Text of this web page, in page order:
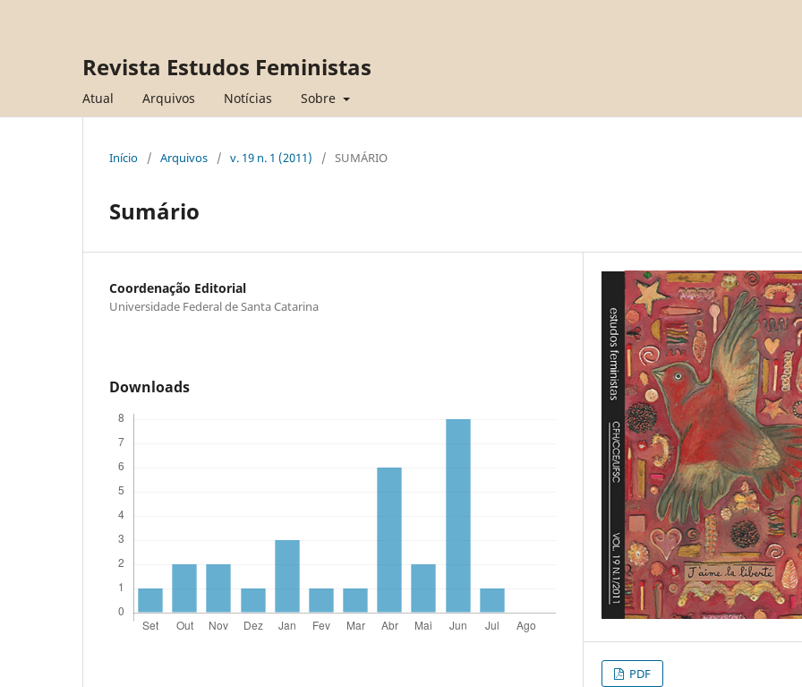
Revista Estudos Feministas
Atual Arquivos Notícias Sobre
Início / Arquivos / v. 19 n. 1 (2011) / SUMÁRIO
Sumário
Coordenação Editorial
Universidade Federal de Santa Catarina
Downloads
PDF